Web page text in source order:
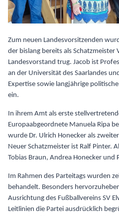
Zum neuen Landesvorsitzenden
der bislang bereits als
Landesvorstand trug. Jacob ist
an der Universität des Saarlandes
Expertise sowie langjährige
ein.
In ihrem Amt als erste
Europaabgeordnete Manuela Ripa
wurde Dr. Ulrich Honecker als
Neuer Schatzmeister ist Ralf Pinter.
Tobias Braun, Andrea Honecker und
Im Rahmen des Parteitags wurden
behandelt. Besonders
Ausrichtung des Fußballvereins SV
Leitlinien die Partei ausdrücklich